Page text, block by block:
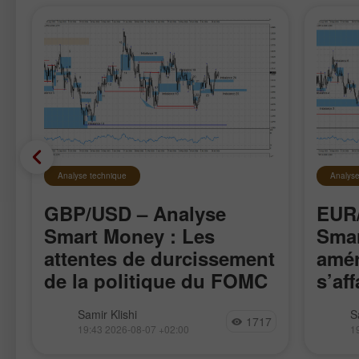
Analyse technique
GBP/USD – Analyse
Smart Money : Les
attentes de durcissement
de la politique du FOMC
restent faibles
La paire GBP/USD a évolué de
manière assez calme cette semaine,
Samir Klishi
19:43 2026-08-07 +02:00 1717
La